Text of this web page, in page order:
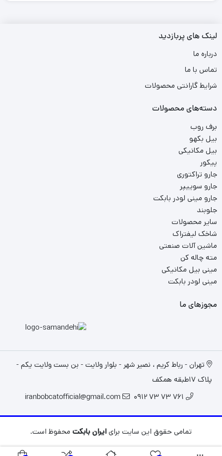
لینک های پربازدید
درباره ما
تماس با ما
شرایط گارانتی محصولات
دسته‌های محصولات
برف روب
بیل بکهو
بیل مکانیکی
پیکور
جارو تراکتوری
جارو سوییپر
جارو مینی لودر بابکت
جلوبند
سایر محصولات
شاخک لیفتراک
ماشین آلات صنعتی
مته چاله کن
مینی بیل مکانیکی
مینی لودر بابکت
مجوزهای ما
تهران - رباط کریم ، نصیر شهر - بلوار ولایت - بن بست ولایت یکم -
پلاک 17طبقه همکف
761 73 73 0912
iranbobcatofficial@gmail.com
تمامی حقوق این سایت برایایران بابکت محفوظ است.